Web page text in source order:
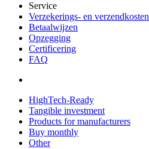
Service
Verzekerings- en verzendkosten
Betaalwijzen
Opzegging
Certificering
FAQ
HighTech-Ready
Tangible investment
Products for manufacturers
Buy monthly
Other